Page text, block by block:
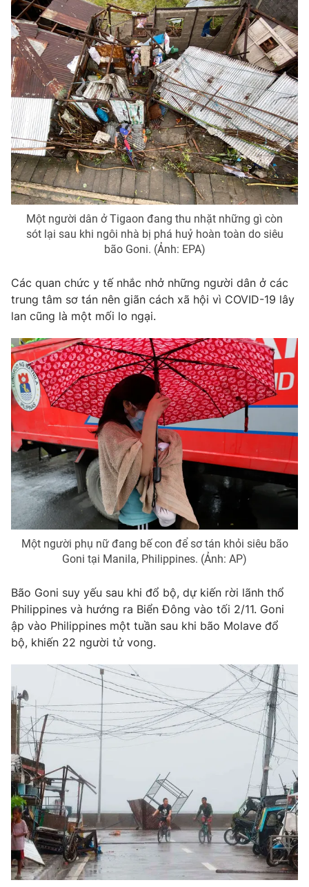
Ðiện thoại Thời báo VTV:024.66 897 897
Email:toasoan@vtv.vn
Liên hệ quảng cáo:024-7300.7108
® Cấm sao chép dưới mọi hình thức nếu không có sự chấp
thuận bằng văn bản. Ghi rõ nguồn VTV.vn khi phát hành lại
Một người dân ở Tigaon đang thu nhặt những gì còn
sót lại sau khi ngôi nhà bị phá huỷ hoàn toàn do siêu
bão Goni. (Ảnh: EPA)
Các quan chức y tế nhắc nhở những người dân ở các
trung tâm sơ tán nên giãn cách xã hội vì COVID-19 lây
lan cũng là một mối lo ngại.
Một người phụ nữ đang bế con để sơ tán khỏi siêu bão
Goni tại Manila, Philippines. (Ảnh: AP)
Bão Goni suy yếu sau khi đổ bộ, dự kiến rời lãnh thổ
Philippines và hướng ra Biển Đông vào tối 2/11. Goni
ập vào Philippines một tuần sau khi bão Molave đổ
bộ, khiến 22 người tử vong.